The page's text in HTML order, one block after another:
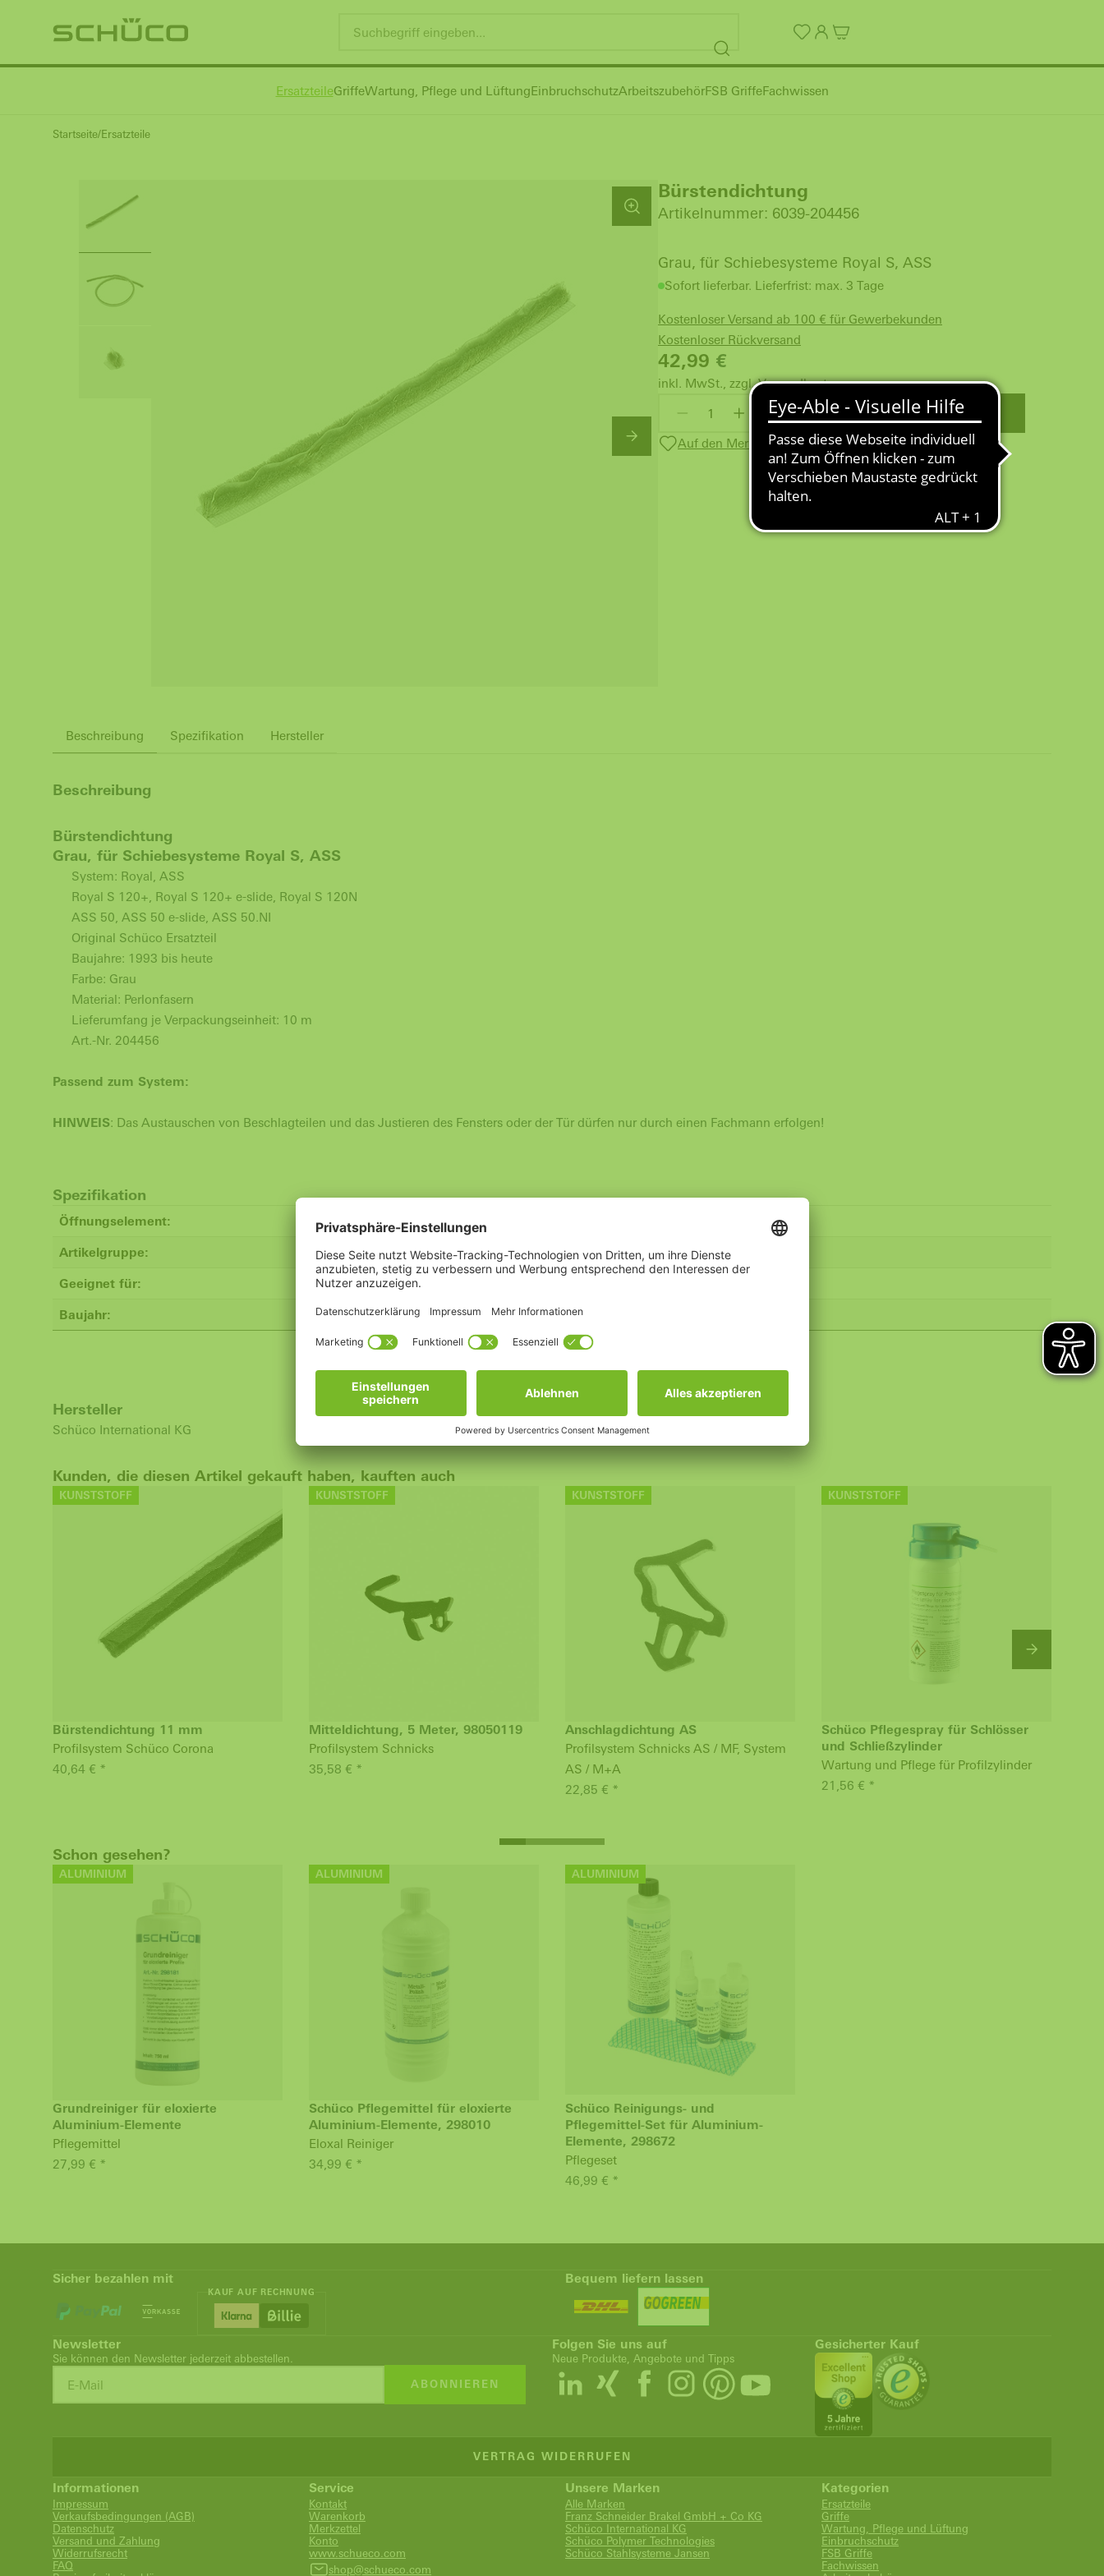
ErsatzteileGriffeWartung, Pflege und LüftungEinbruchschutzArbeitszubehörFSB GriffeFachwissen
Startseite Ersatzteile
Bürstendichtung
Artikelnummer: 6039-204456
Grau, für Schiebesysteme Royal S, ASS
Sofort lieferbar. Lieferfrist: max. 3 Tage
Kostenloser Versand ab 100 € für Gewerbekunden
Kostenloser Rückversand
42,99 €
inkl. MwSt., zzgl.Versandkosten
WARENKORB
Auf den Merkzettel
Beschreibung Spezifikation Hersteller
Beschreibung
Bürstendichtung
Grau, für Schiebesysteme Royal S, ASS
System: Royal, ASS
Royal S 120+, Royal S 120+ e-slide, Royal S 120N
ASS 50, ASS 50 e-slide, ASS 50.NI
Original Schüco Ersatzteil
Baujahre: 1993 bis heute
Farbe: Grau
Material: Perlonfasern
Lieferumfang je Verpackungseinheit: 10 m
Art.-Nr. 204456
Passend zum System:
HINWEIS: Das Austauschen von Beschlagteilen und das Justieren des Fensters oder der Tür dürfen nur durch einen Fachmann erfolgen!
Spezifikation
Öffnungselement:
Artikelgruppe: Dichtungen
Geeignet für:
Baujahr:
Hersteller
Schüco International KG
Kunden, die diesen Artikel gekauft haben, kauften auch
KUNSTSTOFF
Bürstendichtung 11 mm
Profilsystem Schüco Corona
40,64 € *
KUNSTSTOFF
Mitteldichtung, 5 Meter, 98050119
Profilsystem Schnicks
35,58 € *
KUNSTSTOFF
Anschlagdichtung AS
Profilsystem Schnicks AS / MF, System
AS / M+A
22,85 € *
KUNSTSTOFF
Schüco Pflegespray für Schlösser
und Schließzylinder
Wartung und Pflege für Profilzylinder
21,56 € *
Schon gesehen?
ALUMINIUM
Grundreiniger für eloxierte
Aluminium-Elemente
Pflegemittel
27,99 € *
ALUMINIUM
Schüco Pflegemittel für eloxierte
Aluminium-Elemente, 298010
Eloxal Reiniger
34,99 € *
ALUMINIUM
Schüco Reinigungs- und
Pflegemittel-Set für Aluminium-
Elemente, 298672
Pflegeset
46,99 € *
Sicher bezahlen mit
KAUF AUF RECHNUNG
Bequem liefern lassen
Newsletter
Sie können den Newsletter jederzeit abbestellen.
ABONNIEREN
Folgen Sie uns auf
Neue Produkte, Angebote und Tipps
Gesicherter Kauf
VERTRAG WIDERRUFEN
Informationen
Impressum
Verkaufsbedingungen (AGB)
Datenschutz
Versand und Zahlung
Widerrufsrecht
FAQ
Service
Kontakt
Warenkorb
Merkzettel
Konto
www.schueco.com
shop@schueco.com
Unsere Marken
Alle Marken
Franz Schneider Brakel GmbH + Co KG
Schüco International KG
Schüco Polymer Technologies
Schüco Stahlsysteme Jansen
Kategorien
Ersatzteile
Griffe
Wartung, Pflege und Lüftung
Einbruchschutz
FSB Griffe
Fachwissen